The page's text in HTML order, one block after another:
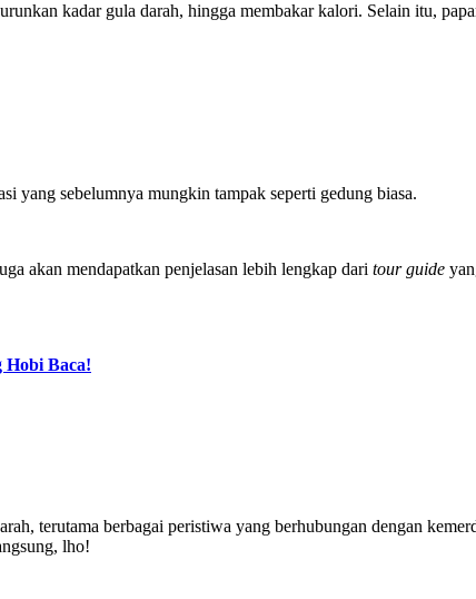
kadar gula darah, hingga membakar kalori. Selain itu,
yang sebelumnya mungkin tampak seperti gedung biasa.
akan mendapatkan penjelasan lebih lengkap dari tour guide
Hobi Baca!
terutama berbagai peristiwa yang berhubungan dengan
lho!